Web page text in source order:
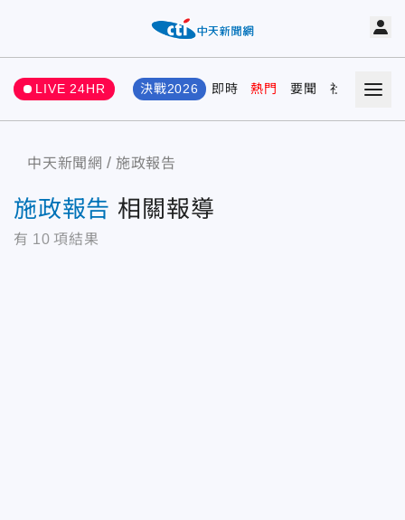
LIVE 24HR 決戰2026 即時 熱門 要聞 社會 娛樂
中天新聞網 施政報告
施政報告 相關報導
有 10 項結果